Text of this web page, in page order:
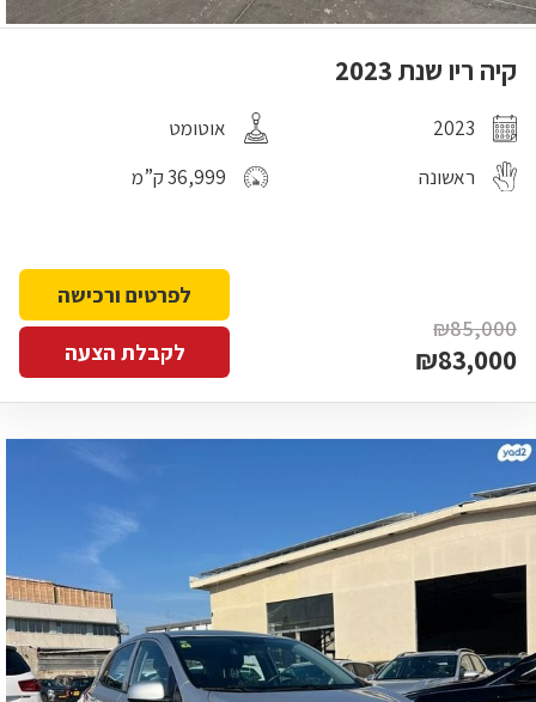
קיה ריו שנת 2023
2023
אוטומט
ראשונה
36,999 ק”מ
₪85,000
₪83,000
לפרטים ורכישה
לקבלת הצעה